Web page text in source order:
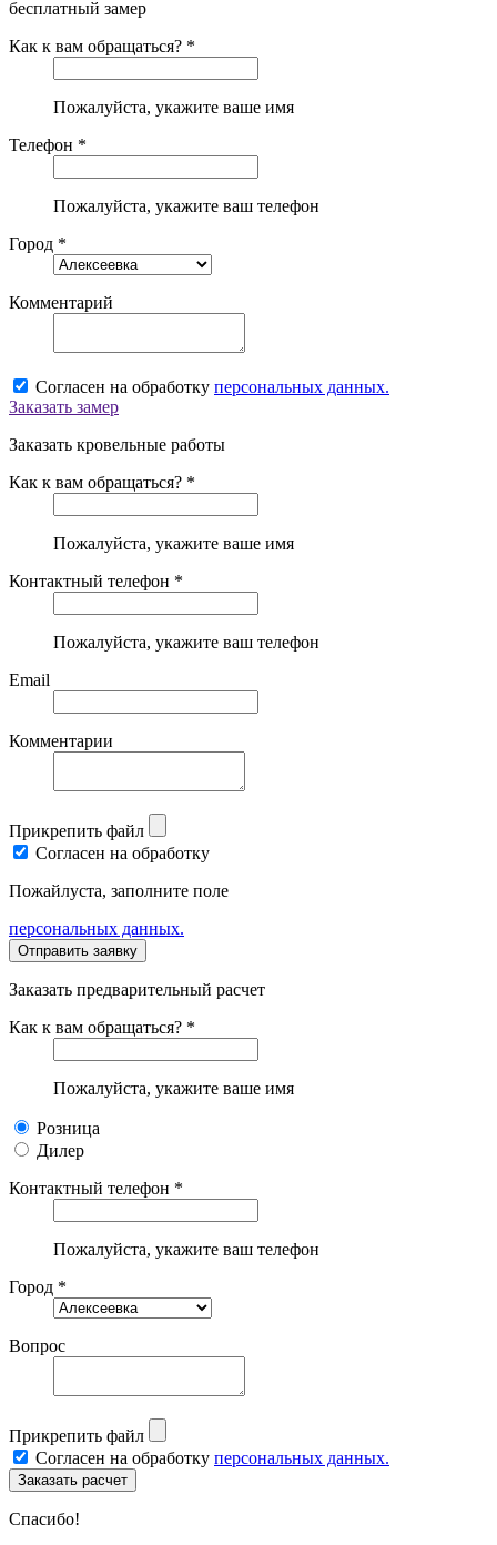
бесплатный замер
Как к вам обращаться? *
Пожалуйста, укажите ваше имя
Телефон *
Пожалуйста, укажите ваш телефон
Город *
Комментарий
Согласен на обработку персональных данных.
Заказать замер
Заказать кровельные работы
Как к вам обращаться? *
Пожалуйста, укажите ваше имя
Контактный телефон *
Пожалуйста, укажите ваш телефон
Email
Комментарии
Прикрепить файл
Согласен на обработку
Пожайлуста, заполните поле
персональных данных.
Заказать предварительный расчет
Как к вам обращаться? *
Пожалуйста, укажите ваше имя
Розница
Дилер
Контактный телефон *
Пожалуйста, укажите ваш телефон
Город *
Вопрос
Прикрепить файл
Согласен на обработку персональных данных.
Спасибо!